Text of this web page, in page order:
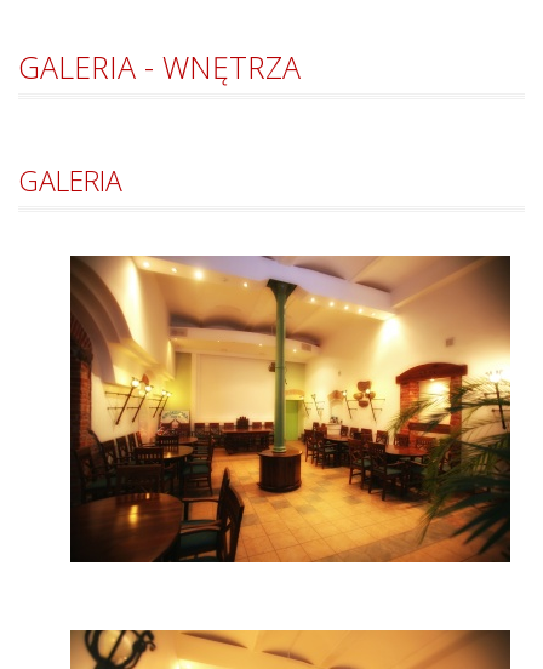
GALERIA - WNĘTRZA
GALERIA